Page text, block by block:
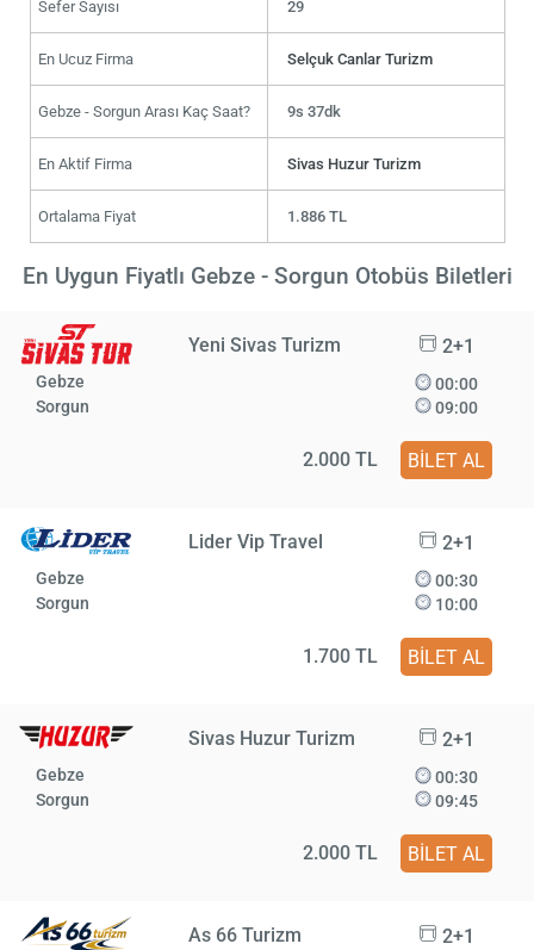
Sefer Sayısı 29
En Ucuz Firma Selçuk Canlar Turizm
Gebze - Sorgun Arası Kaç Saat? 9s 37dk
En Aktif Firma Sivas Huzur Turizm
Ortalama Fiyat 1.886 TL
En Uygun Fiyatlı Gebze - Sorgun Otobüs Biletleri
Yeni Sivas Turizm 2+1
Gebze
Sorgun
00:00
09:00
2.000 TL BİLET AL
Lider Vip Travel 2+1
Gebze
Sorgun
00:30
10:00
1.700 TL BİLET AL
Sivas Huzur Turizm 2+1
Gebze
Sorgun
00:30
09:45
2.000 TL BİLET AL
As 66 Turizm 2+1